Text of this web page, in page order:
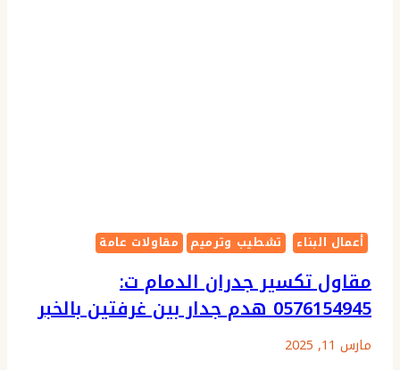
أعمال البناء تشطيب وترميم مقاولات عامة
مقاول تكسير جدران الدمام ت:
0576154945 هدم جدار بين غرفتين بالخبر
مارس 11, 2025